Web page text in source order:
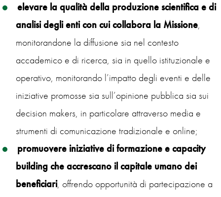
elevare la qualità della produzione scientifica e di
analisi degli enti con cui collabora la Missione,
monitorandone la diffusione sia nel contesto
accademico e di ricerca, sia in quello istituzionale e
operativo, monitorando l’impatto degli eventi e delle
iniziative promosse sia sull’opinione pubblica sia sui
decision makers, in particolare attraverso media e
strumenti di comunicazione tradizionale e online;
promuovere iniziative di formazione e capacity
building che accrescano il capitale umanodei
beneficiari, offrendo opportunità di partecipazione a